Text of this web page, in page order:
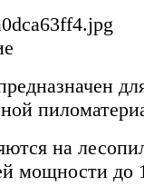
на
мощности до